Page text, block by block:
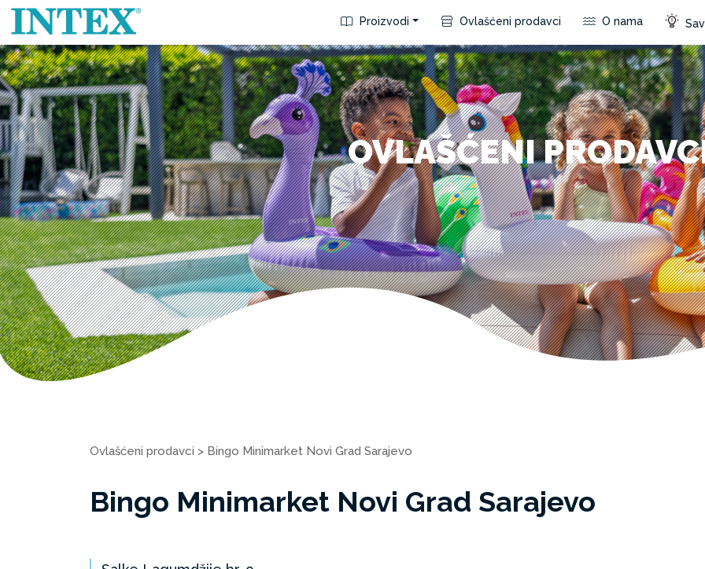
Proizvodi Ovlašćeni prodavci O nama
OVLAŠĆENI
Ovlašćeni prodavci > Bingo Minimarket Novi Grad Sarajevo
Bingo Minimarket Novi Grad Sarajevo